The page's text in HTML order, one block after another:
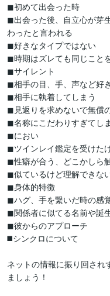
◼初めて出会った時
◼出会った後、自立心が芽
わったと言われる
◼好きなタイプではない
◼時期はズレても同じこと
◼サイレント
◼相手の目、手、声など好
◼相手に執着してしまう
◼見返りを求めないで無償
◼名称にこだわりすぎてし
◼におい
◼ツインレイ鑑定を受けた
◼性癖が合う、どこかしら
◼似ているけど理解できな
◼身体的特徴
◼ハグ、手を繋いだ時の感
◼関係者に似てる名前や誕
◼彼からのアプローチ
◼️シンクロについて
ネットの情報に振り回され
ましょう！